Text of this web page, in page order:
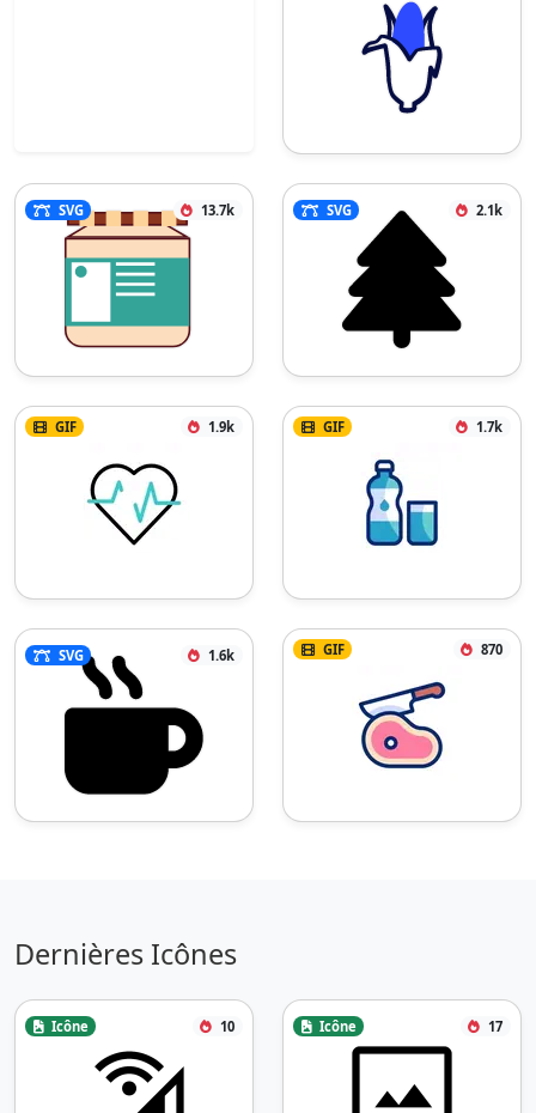
SVG 13.7k SVG 2.1k
GIF 1.9k GIF 1.7k
SVG 1.6k GIF 870
Dernières Icônes
Icône 10 Icône 17